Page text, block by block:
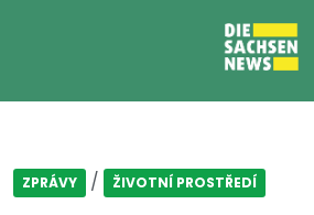
ZPRÁVY / ŽIVOTNÍ PROSTŘEDÍ